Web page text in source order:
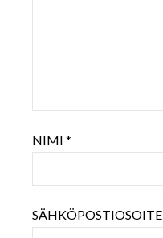
NIMI *
SÄHKÖPOSTIOSOITE